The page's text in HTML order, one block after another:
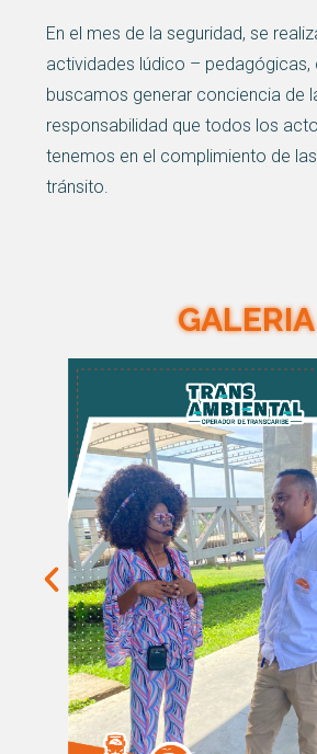
En el mes de la seguridad, se
actividades lúdico – pedagógicas,
buscamos generar conciencia de
responsabilidad que todos los
tenemos en el complimiento de
tránsito.
GALERIA